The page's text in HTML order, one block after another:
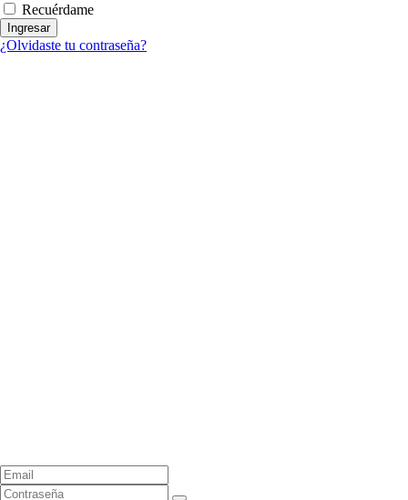
Recuérdame
Ingresar
¿Olvidaste tu contraseña?